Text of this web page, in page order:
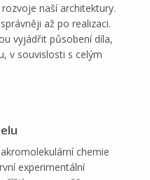
naší architektury.
až po realizaci.
vyjádřit působení díla,
v souvislosti s celým
chemie
experimentální